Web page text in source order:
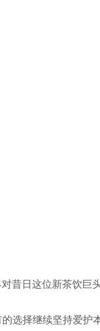
昔日这位新茶饮巨
选择继续坚持爱护